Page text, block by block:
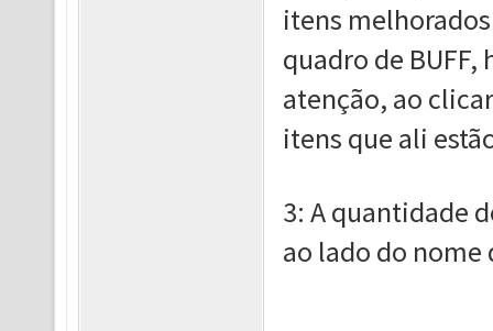
itens
quadro de
atenção, ao
itens que ali
3: A quantidade
ao lado do nome